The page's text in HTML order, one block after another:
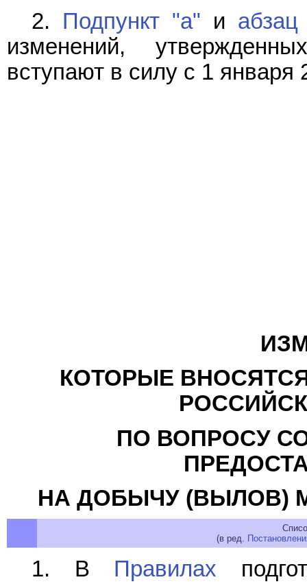
2. Подпункт "а" и
изменений,
вступают в силу с 1 января
КОТОРЫЕ
ПО ВОПРОСУ
НА ДОБЫЧУ (ВЫЛОВ)
(в ред.
1. В Правилах